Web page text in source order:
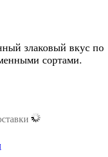
злаковый вкус по
сортами.